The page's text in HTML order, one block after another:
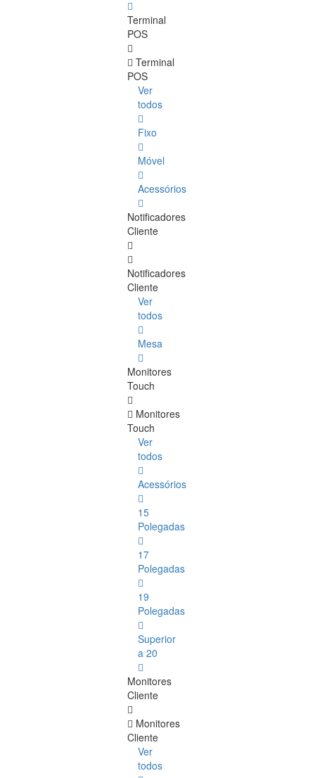
Terminal
POS
Terminal
POS
Ver
todos
Fixo
Móvel
Acessórios
Notificadores
Cliente
Notificadores
Cliente
Ver
todos
Mesa
Monitores
Touch
Monitores
Touch
Ver
todos
Acessórios
15
Polegadas
17
Polegadas
19
Polegadas
Superior
a 20
Monitores
Cliente
Monitores
Cliente
Ver
todos